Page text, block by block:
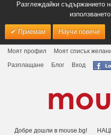
Разглеждайки съдържанието
Приемам Научи повече
Моят профил Моят списък
Разплащане
Блог Вход
Добре дошли в mouse.bg!